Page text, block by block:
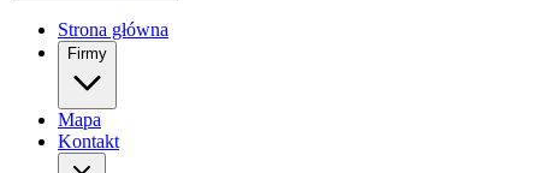
Strona główna
Firmy
Mapa
Kontakt